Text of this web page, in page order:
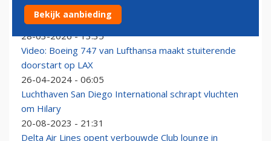
LAX‑bagagemedewerker heeft weinig compassie voor
dure gitaren
28-03-2026 - 13:35
Video: Boeing 747 van Lufthansa maakt stuiterende
doorstart op LAX
26-04-2024 - 06:05
Luchthaven San Diego International schrapt vluchten
om Hilary
20-08-2023 - 21:31
Delta Air Lines opent verbouwde Club lounge in
Bekijk aanbieding